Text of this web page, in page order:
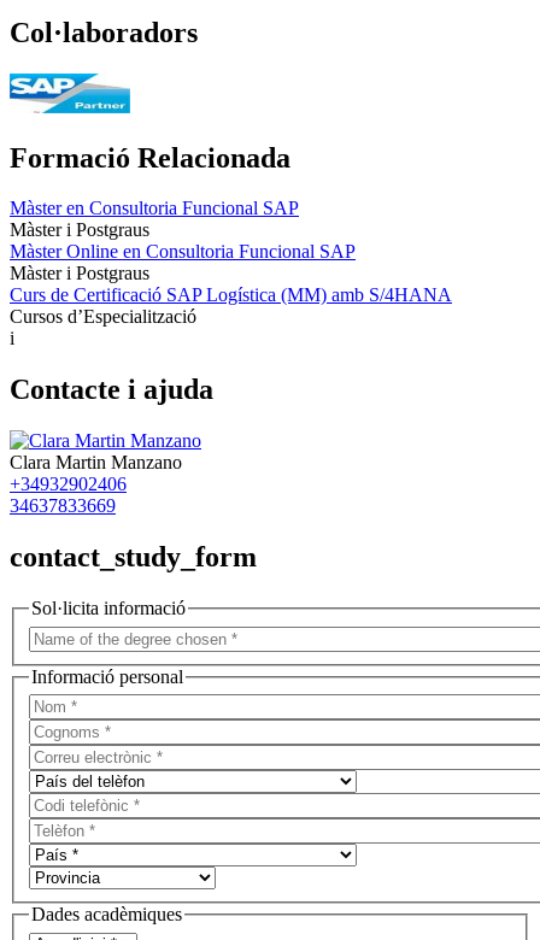
Col·laboradors
Formació Relacionada
Màster en Consultoria Funcional SAP
Màster i Postgraus
Màster Online en Consultoria Funcional SAP
Màster i Postgraus
Curs de Certificació SAP Logística (MM) amb S/4HANA
Cursos d’Especialització
i
Contacte i ajuda
Clara Martin Manzano
+34932902406
34637833669
contact_study_form
Sol·licita informació
Informació personal
Dades acadèmiques